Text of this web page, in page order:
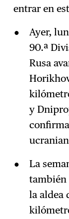
entrar en
Ayer,
90.ª
Rusa
y
La
también
la aldea